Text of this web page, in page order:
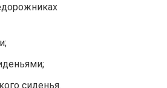
сиденья.